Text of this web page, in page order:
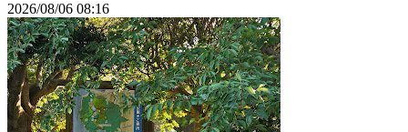
2026/08/06 08:16